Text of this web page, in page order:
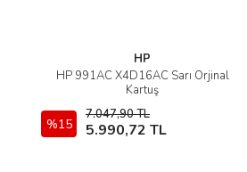
HP
HP 991AC X4D16AC Sarı Orjinal
Kartuş
%15
7.047,90 TL
5.990,72 TL
İncele
Sepete Ekle